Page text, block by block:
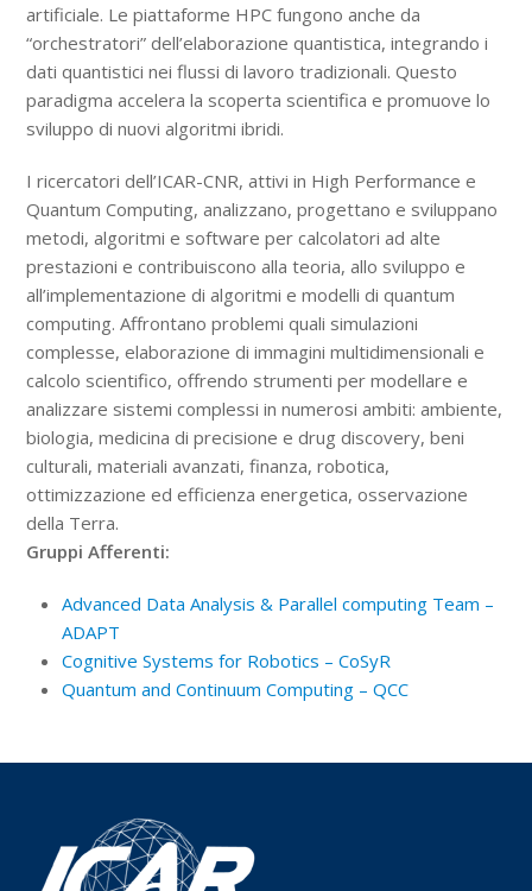
artificiale. Le piattaforme HPC fungono anche da
“orchestratori” dell’elaborazione quantistica, integrando i
dati quantistici nei flussi di lavoro tradizionali. Questo
paradigma accelera la scoperta scientifica e promuove lo
sviluppo di nuovi algoritmi ibridi.
I ricercatori dell’ICAR-CNR, attivi in High Performance e
Quantum Computing, analizzano, progettano e sviluppano
metodi, algoritmi e software per calcolatori ad alte
prestazioni e contribuiscono alla teoria, allo sviluppo e
all’implementazione di algoritmi e modelli di quantum
computing. Affrontano problemi quali simulazioni
complesse, elaborazione di immagini multidimensionali e
calcolo scientifico, offrendo strumenti per modellare e
analizzare sistemi complessi in numerosi ambiti: ambiente,
biologia, medicina di precisione e drug discovery, beni
culturali, materiali avanzati, finanza, robotica,
ottimizzazione ed efficienza energetica, osservazione
della Terra.
Gruppi Afferenti:
Advanced Data Analysis & Parallel computing Team –
ADAPT
Cognitive Systems for Robotics – CoSyR
Quantum and Continuum Computing – QCC